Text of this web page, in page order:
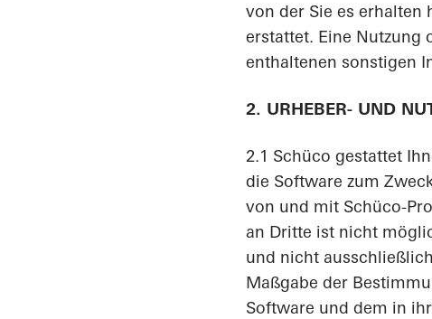
von der Sie es erhalten
erstattet. Eine Nutzung
enthaltenen sonstigen
2. URHEBER- UND
2.1 Schüco gestattet
die Software zum
von und mit Schüco-
an Dritte ist nicht
und nicht
Maßgabe der
Software und dem in